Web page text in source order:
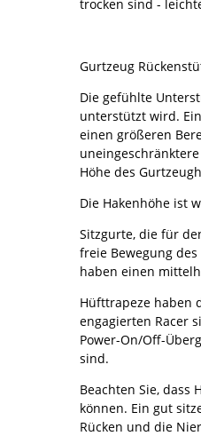
trocken sind -
Gurtzeug
Die gefühlte
unterstützt wird.
einen größeren
Höhe des
Die Hakenhöhe ist
Sitzgurte, die für
freie Bewegung
haben einen
Hüfttrapeze haben
engagierten Racer
Power-On/Off-
sind.
Beachten Sie,
können. Ein gut
Rücken und die